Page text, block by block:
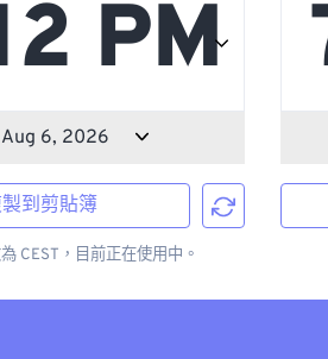
到剪貼簿
CEST，目前正在使用中。